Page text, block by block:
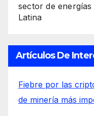
sector de
Latina
Artículos De
Fiebre por las
de minería más